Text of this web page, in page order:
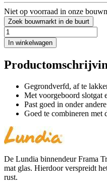
Niet op voorraad in onze
Zoek bouwmarkt in de buurt
In winkelwagen
Gegrondverfd, af te
Met voorgeboord slotgat
Past goed in onder
Goed te combineren met
De Lundia binnendeur Frama
mat glas. Hierdoor verspreidt
rust.